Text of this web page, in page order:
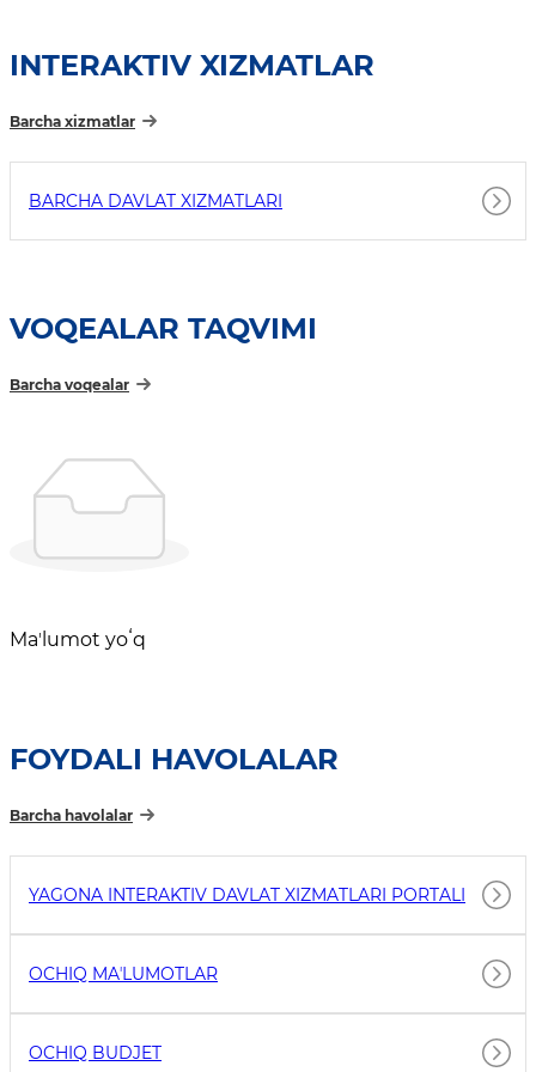
INTERAKTIV XIZMATLAR
Barcha xizmatlar
BARCHA DAVLAT XIZMATLARI
VOQEALAR TAQVIMI
Barcha voqealar
Maʼlumot yoʻq
FOYDALI HAVOLALAR
Barcha havolalar
YAGONA INTERAKTIV DAVLAT XIZMATLARI PORTALI
OCHIQ MAʼLUMOTLAR
OCHIQ BUDJET